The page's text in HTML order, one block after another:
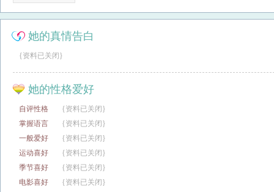
她的真情告白
{资料已关闭}
她的性格爱好
自评性格
{资料已关闭}
掌握语言
{资料已关闭}
一般爱好
{资料已关闭}
运动喜好
{资料已关闭}
季节喜好
{资料已关闭}
电影喜好
{资料已关闭}